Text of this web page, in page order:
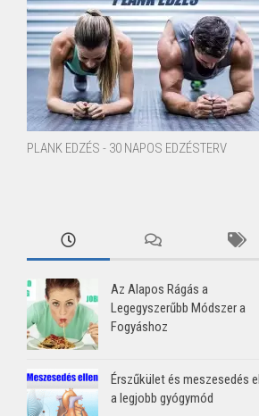
PLANK EDZÉS - 30 NAPOS EDZÉSTERV
Az Alapos Rágás a
Legegyszerűbb Módszer a
Fogyáshoz
Érszűkület és meszesedés
a legjobb gyógymód